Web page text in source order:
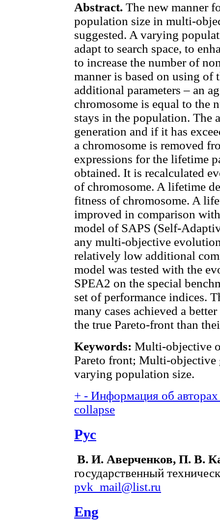
Abstract. The new manner
population size in multi-
suggested. A varying
adapt to search space, to
to increase the number of
manner is based on using of
additional parameters – an
chromosome is equal to the
stays in the population. The
generation and if it has
a chromosome is removed
expressions for the lifetime
obtained. It is recalculated
of chromosome. A lifetime
fitness of chromosome. A
improved in comparison
model of SAPS (Self-
any multi-objective
relatively low additional
model was tested with the
SPEA2 on the special
set of performance indices.
many cases achieved a
the true Pareto-front than
Keywords: Multi-objective
Pareto front; Multi-
varying population size.
+ - Информация об
collapse
Рус
В. И. Аверченков, П. В.
государственный
pvk_mail@list.ru
Eng